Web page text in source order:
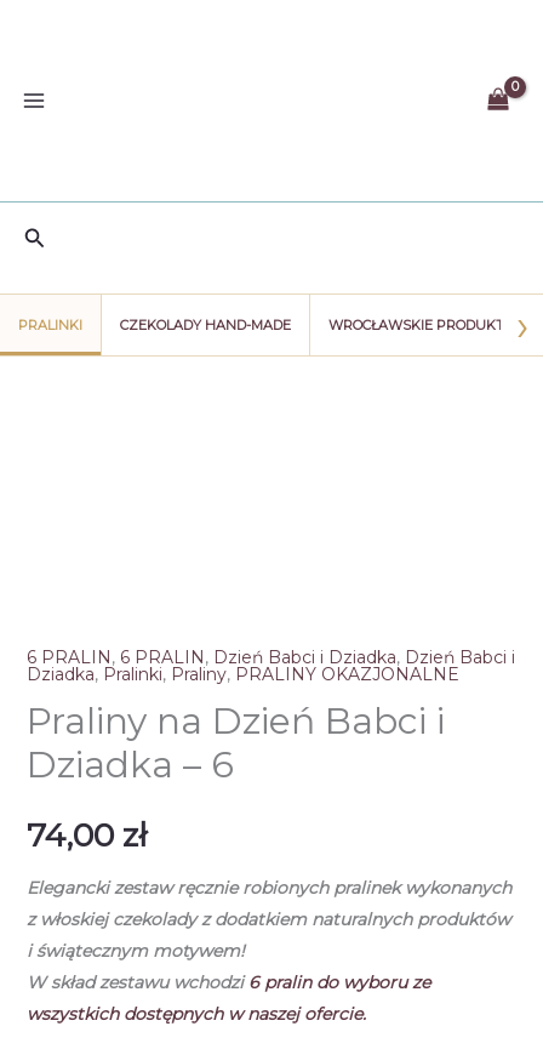
Szukaj
PRALINKI CZEKOLADY HAND-MADE WROCŁAWSKIE PRODUKTY ›
6 PRALIN, 6 PRALIN, Dzień Babci i Dziadka, Dzień Babci i
Dziadka, Pralinki, Praliny, PRALINY OKAZJONALNE
Praliny na Dzień Babci i
Dziadka – 6
74,00 zł
Elegancki zestaw ręcznie robionych pralinekwykonanych
z włoskiej czekoladyz dodatkiem naturalnych produktów
i świątecznym motywem!
W skład zestawu wchodzi6pralin do wyboru ze
wszystkich dostępnych w naszej ofercie.